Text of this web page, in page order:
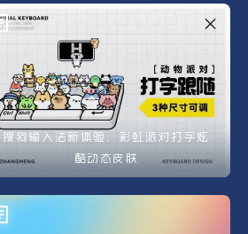
搜狗输入法新体验，彩虹派对打字炫
酷动态皮肤